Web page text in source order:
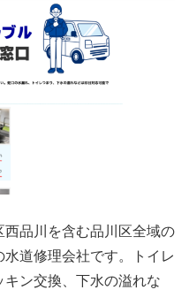
品川を含む品川区全域の
道修理会社です。トイレ
ン交換、下水の溢れな